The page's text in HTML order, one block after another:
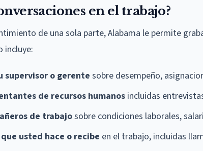
en el trabajo?
de una sola parte, Alabama le permite
incluye:
supervisor o gerente sobre desempeño,
de recursos humanosincluidas
de trabajosobre condiciones laborales,
usted hace o recibe en el trabajo, incluidas